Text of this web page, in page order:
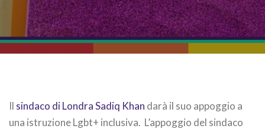
Il sindaco di Londra Sadiq Khan darà il suo appoggio a
una istruzione Lgbt+ inclusiva. L’appoggio del sindaco